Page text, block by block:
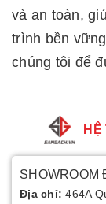
và an toàn,
trình bền
chúng tôi để
HỆ
SHOWROOM
Địa chỉ:464A